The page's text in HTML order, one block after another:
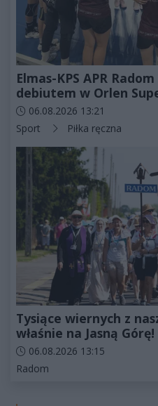
Elmas-KPS APR
debiutem w Orlen
Data dodania artykułu:
06.08.2026 13:21
Kategorie artykułu:
Sport Piłka ręczna
Tysiące wiernych z
właśnie na Jasną Górę!
Data dodania artykułu:
06.08.2026 13:15
Kategorie artykułu:
Radom